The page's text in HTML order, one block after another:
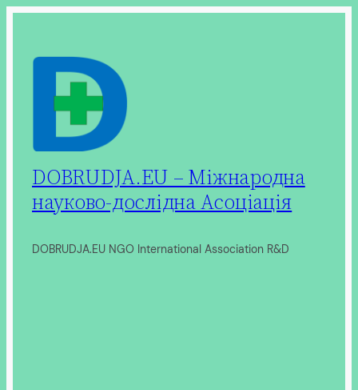
вмісту
DOBRUDJA.EU – Міжнародна
науково-дослідна Асоціація
DOBRUDJA.EU NGO International Association R&D